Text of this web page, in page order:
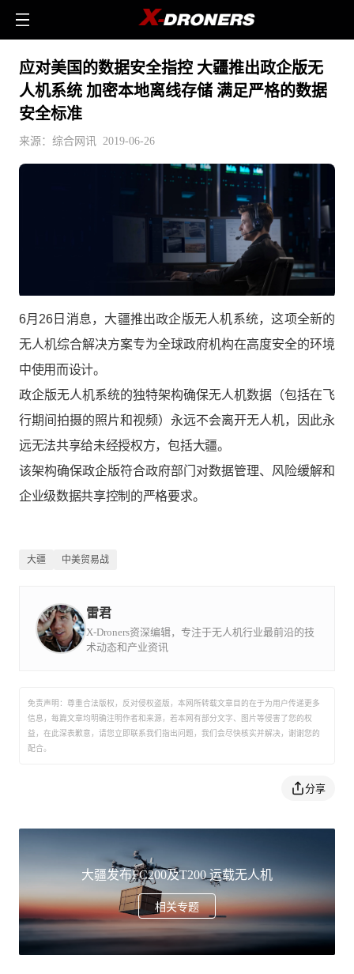
应对美国的数据安全指控 大疆推出政企版无
人机系统 加密本地离线存储 满足严格的数据
安全标准
来源：综合网讯 2019-06-26
6月26日消息，大疆推出政企版无人机系统，这项全新的
无人机综合解决方案专为全球政府机构在高度安全的环境
中使用而设计。
政企版无人机系统的独特架构确保无人机数据（包括在飞
行期间拍摄的照片和视频）永远不会离开无人机，因此永
远无法共享给未经授权方，包括大疆。
该架构确保政企版符合政府部门对数据管理、风险缓解和
企业级数据共享控制的严格要求。
大疆 中美贸易战
雷君
X-Droners资深编辑，专注于无人机行业最前沿的技
术动态和产业资讯
免责声明：尊重合法版权，反对侵权盗版，本网所转载文章目的在于为用户传递更多
信息，每篇文章均明确注明作者和来源，若本网有部分文字、图片等侵害了您的权
益，在此深表歉意，请您立即联系我们指出问题，我们会尽快核实并解决，谢谢您的
配合。
分享
大疆发布FC200及T200 运载无人机
相关专题